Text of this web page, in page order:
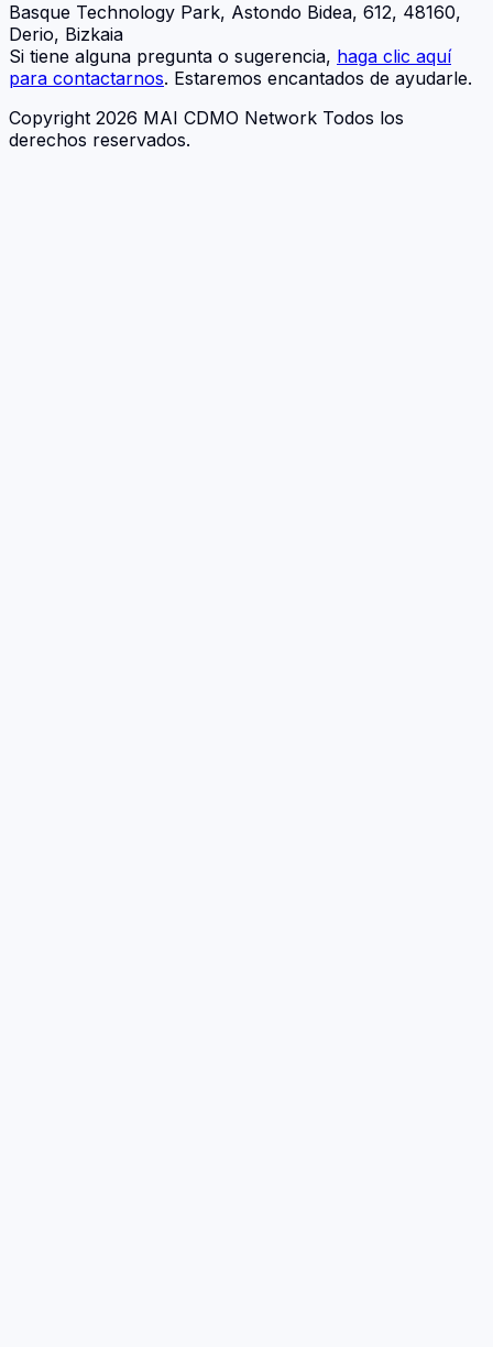
Basque Technology Park, Astondo Bidea, 612, 48160,
Derio, Bizkaia
Si tiene alguna pregunta o sugerencia, haga clic aquí
para contactarnos. Estaremos encantados de ayudarle.
Copyright 2026 MAI CDMO Network Todos los
derechos reservados.